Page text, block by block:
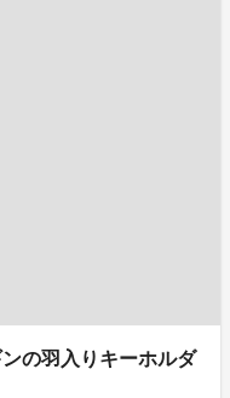
の羽入りキーホルダ